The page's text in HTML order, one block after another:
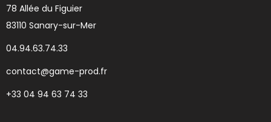
78 Allée du Figuier
83110 Sanary-sur-Mer
04.94.63.74.33
contact@game-prod.fr
+33 04 94 63 74 33